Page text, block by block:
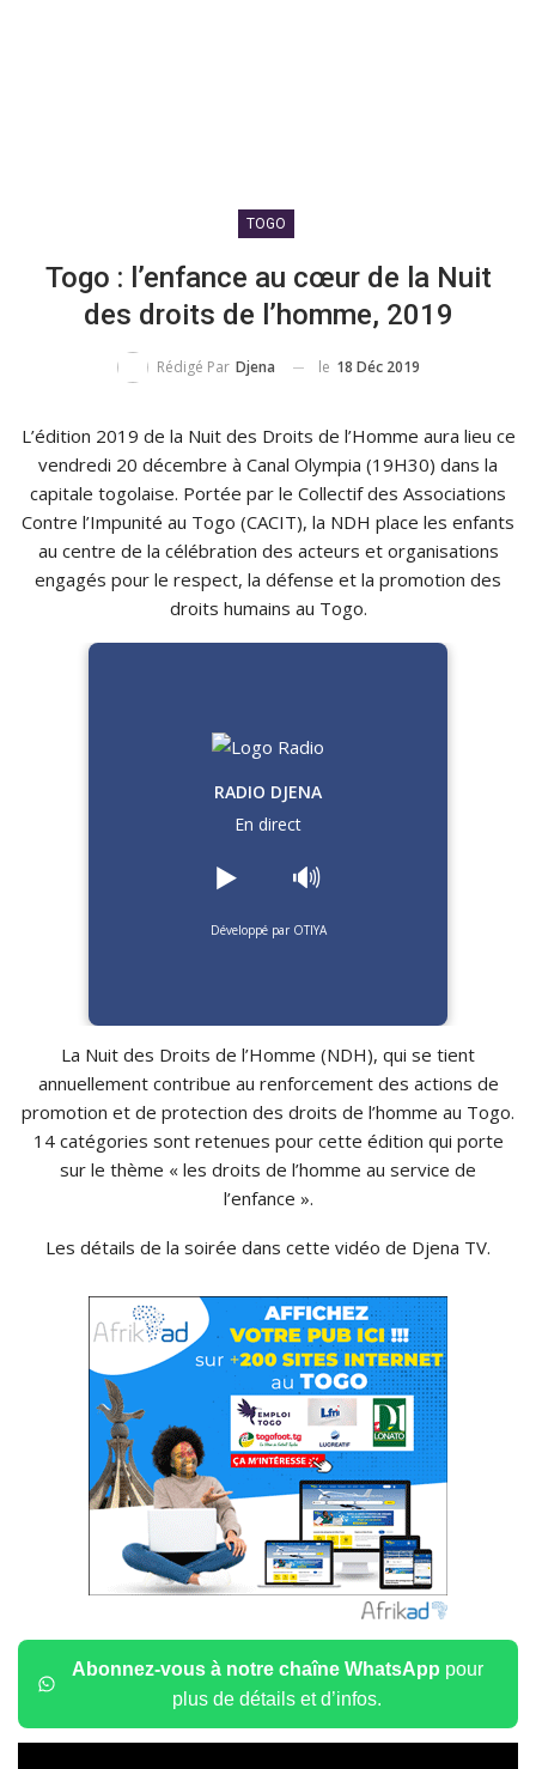
TOGO
Togo : l’enfance au cœur de la Nuit
des droits de l’homme, 2019
Rédigé Par Djena le 18 Déc 2019
L’édition 2019 de la Nuit des Droits de l’Homme aura lieu ce
vendredi 20 décembre à Canal Olympia (19H30) dans la
capitale togolaise. Portée par le Collectif des Associations
Contre l’Impunité au Togo (CACIT), la NDH place les enfants
au centre de la célébration des acteurs et organisations
engagés pour le respect, la défense et la promotion des
droits humains au Togo.
RADIO DJENA
En direct
▶️ 🔊
Développé par OTIYA
La Nuit des Droits de l’Homme (NDH), qui se tient
annuellement contribue au renforcement des actions de
promotion et de protection des droits de l’homme au Togo.
14 catégories sont retenues pour cette édition qui porte
sur le thème « les droits de l’homme au service de
l’enfance ».
Les détails de la soirée dans cette vidéo de Djena TV.
Abonnez-vous à notre chaîne WhatsApp pour
plus de détails et d’infos.